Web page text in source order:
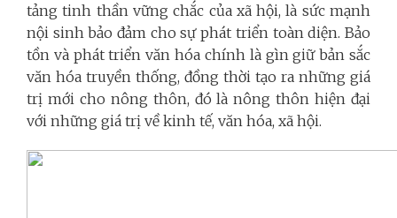
tảng tinh thần vững chắc của xã hội, là sức mạnh
nội sinh bảo đảm cho sự phát triển toàn diện. Bảo
tồn và phát triển văn hóa chính là gìn giữ bản sắc
văn hóa truyền thống, đồng thời tạo ra những giá
trị mới cho nông thôn, đó là nông thôn hiện đại
với những giá trị về kinh tế, văn hóa, xã hội.